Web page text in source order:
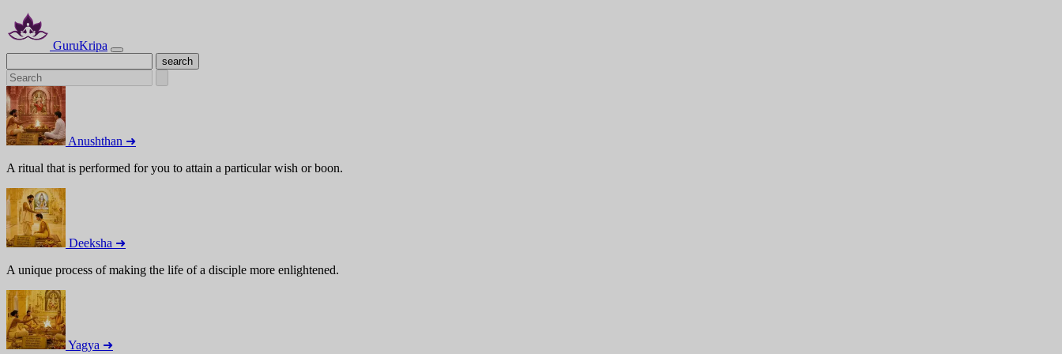
GuruKripa
Anushthan ➜
A ritual that is performed for you to attain a particular wish or boon.
Deeksha ➜
A unique process of making the life of a disciple more enlightened.
Yagya ➜